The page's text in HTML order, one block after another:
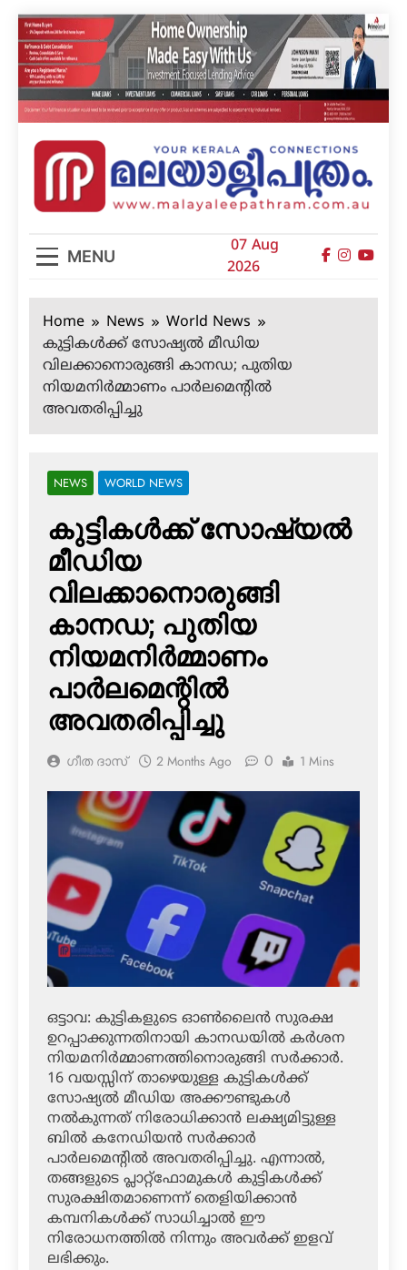
Skip
to
content
മലയാളിപത്രം
MENU
07 Aug
2026
Home News
World News
കുട്ടികൾക്ക് സോഷ്യൽ മീഡിയ
വിലക്കാനൊരുങ്ങി കാനഡ; പുതിയ
നിയമനിർമ്മാണം പാർലമെന്റിൽ
അവതരിപ്പിച്ചു
NEWS WORLD NEWS
കുട്ടികൾക്ക് സോഷ്യൽ
മീഡിയ
വിലക്കാനൊരുങ്ങി
കാനഡ; പുതിയ
നിയമനിർമ്മാണം
പാർലമെന്റിൽ
അവതരിപ്പിച്ചു
ഗീത ദാസ്‌ 2 Months Ago 0 1 Mins
ഒട്ടാവ: കുട്ടികളുടെ ഓൺലൈൻ സുരക്ഷ
ഉറപ്പാക്കുന്നതിനായി കാനഡയിൽ കർശന
നിയമനിർമ്മാണത്തിനൊരുങ്ങി സർക്കാർ.
16 വയസ്സിന് താഴെയുള്ള കുട്ടികൾക്ക്
സോഷ്യൽ മീഡിയ അക്കൗണ്ടുകൾ
നൽകുന്നത് നിരോധിക്കാൻ ലക്ഷ്യമിട്ടുള്ള
ബിൽ കനേഡിയൻ സർക്കാർ
പാർലമെന്റിൽ അവതരിപ്പിച്ചു. എന്നാൽ,
തങ്ങളുടെ പ്ലാറ്റ്‌ഫോമുകൾ കുട്ടികൾക്ക്
സുരക്ഷിതമാണെന്ന് തെളിയിക്കാൻ
കമ്പനികൾക്ക് സാധിച്ചാൽ ഈ
നിരോധനത്തിൽ നിന്നും അവർക്ക് ഇളവ്
ലഭിക്കും.